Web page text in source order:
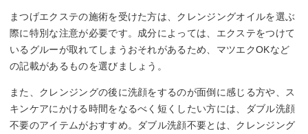
まつげエクステの施術を受けた方は、クレンジングオイルを選ぶ
際に特別な注意が必要です。成分によっては、エクステをつけて
いるグルーが取れてしまうおそれがあるため、マツエクOKなど
の記載があるものを選びましょう。
また、クレンジングの後に洗顔をするのが面倒に感じる方や、ス
キンケアにかける時間をなるべく短くしたい方には、ダブル洗顔
不要のアイテムがおすすめ。ダブル洗顔不要とは、クレンジング